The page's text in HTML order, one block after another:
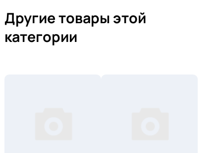
Другие товары этой
категории